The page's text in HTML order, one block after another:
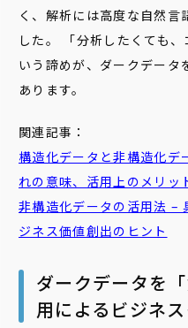
く、解析には高度な自然言
した。 「分析したくても
いう諦めが、ダークデータ
あります。
関連記事：
構造化データと非構造化デ
れの意味、活用上のメリッ
非構造化データの活用法 –
ジネス価値創出のヒント
ダークデータを
用によるビジネ